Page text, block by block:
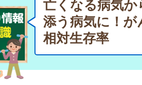
亡くなる病気か
添う病気に！が
相対生存率